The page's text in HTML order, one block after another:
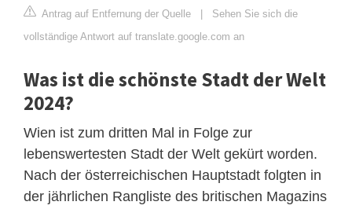
Antrag auf Entfernung der Quelle
Sehen Sie sich die
vollständige Antwort auf translate.google.com an
Was ist die schönste Stadt der Welt
2024?
Wien ist zum dritten Mal in Folge zur
lebenswertesten Stadt der Welt gekürt worden.
Nach der österreichischen Hauptstadt folgten in
der jährlichen Rangliste des britischen Magazins